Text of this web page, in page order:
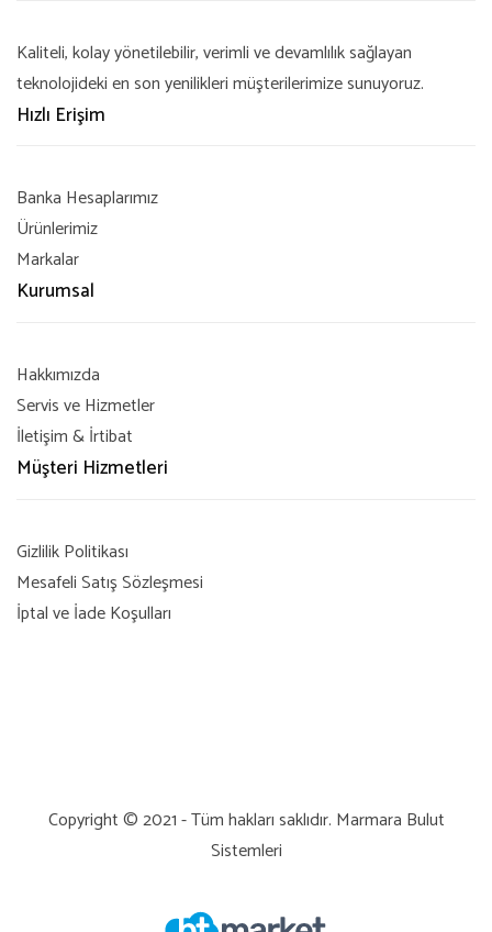
Kaliteli, kolay yönetilebilir, verimli ve devamlılık sağlayan
teknolojideki en son yenilikleri müşterilerimize sunuyoruz.
Hızlı Erişim
Banka Hesaplarımız
Ürünlerimiz
Markalar
Kurumsal
Hakkımızda
Servis ve Hizmetler
İletişim & İrtibat
Müşteri Hizmetleri
Gizlilik Politikası
Mesafeli Satış Sözleşmesi
İptal ve İade Koşulları
Copyright © 2021 - Tüm hakları saklıdır. Marmara Bulut
Sistemleri